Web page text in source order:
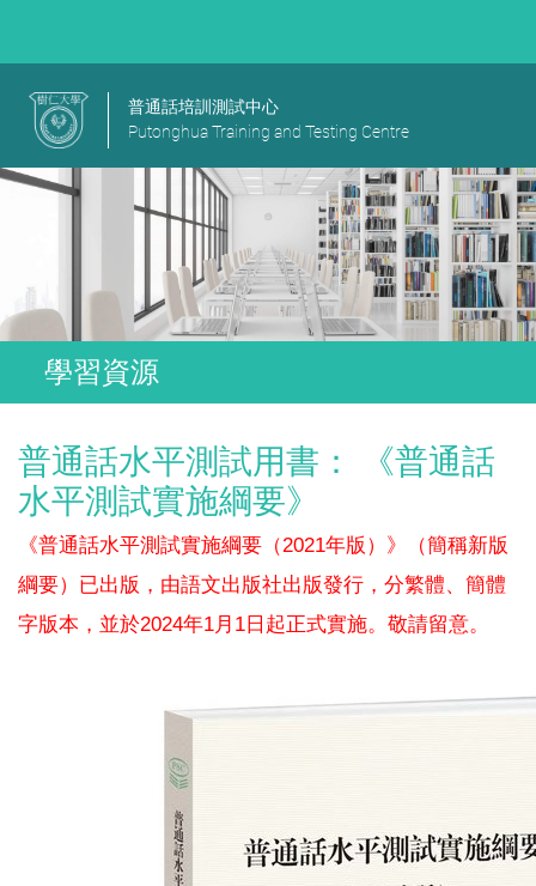
普通話培訓測試中心
Putonghua Training and Testing Centre
學習資源
普通話水平測試用書： 《普通話
水平測試實施綱要》
《普通話水平測試實施綱要（2021年版）》（簡稱新版
綱要）已出版，由語文出版社出版發行，分繁體、簡體
字版本，並於2024年1月 1 日起正式實施。敬請留意。